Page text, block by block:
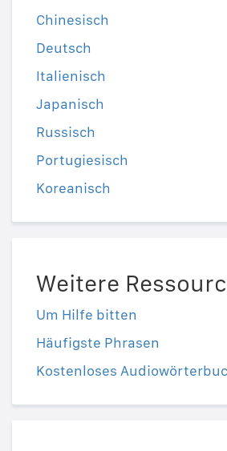
Chinesisch
Deutsch
Italienisch
Japanisch
Russisch
Portugiesisch
Koreanisch
Weitere
Um Hilfe bitten
Häufigste Phrasen
Kostenloses